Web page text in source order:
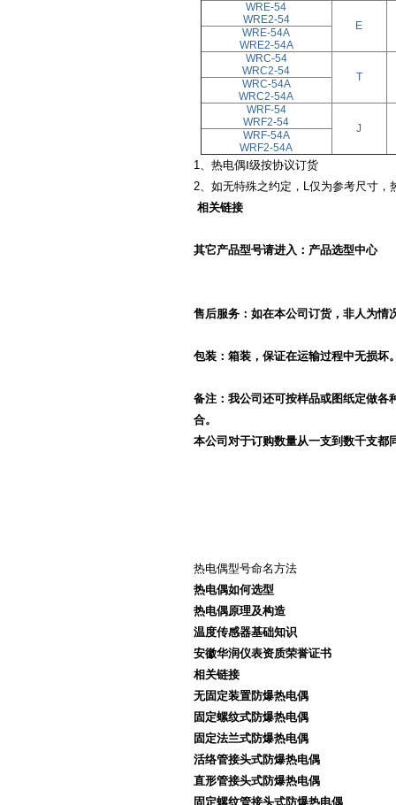
WRE-54
WRE2-54
E
WRE-54A
WRE2-54A
WRC-54
WRC2-54
T
WRC-54A
WRC2-54A
WRF-54
WRF2-54
J
WRF-54A
WRF2-54A
1、热电偶Ⅰ级按协议订货
2、如无特殊之约定，L仅为参考尺寸
相关链接
其它产品型号请进入： 产品选型中心
售后服务：如在本公司订货，非人为情
包装：箱装，保证在运输过程中无损坏
备注：我公司还可按样品或图纸定做各
合。
本公司对于订购数量从一支到数千支都
热电偶型号命名方法
热电偶如何选型
热电偶原理及构造
温度传感器基础知识
安徽华润仪表资质荣誉证书
相关链接
无固定装置防爆热电偶
固定螺纹式防爆热电偶
固定法兰式防爆热电偶
活络管接头式防爆热电偶
直形管接头式防爆热电偶
固定螺纹管接头式防爆热电偶